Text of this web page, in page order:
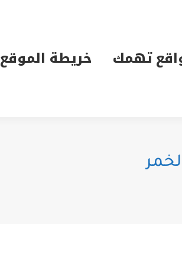
تهمك خريطة الموقع